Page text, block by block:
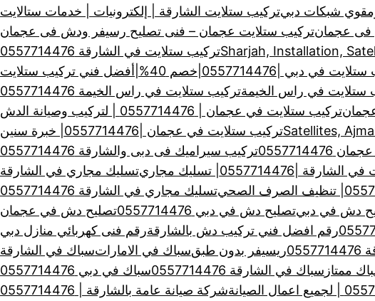
شبكات دبيتركيب ستلايت الشارقة | إلكترونيات | خدمات ستالايت
فى عجمانتركيب ستلايت عجمان – فنى تصليح رسيفر ودش فى عجمان
تركيب ستلايت في الشارقة 0557714476
|0557714476|خصم 40%|أفضل فني تركيب ستلايت
ستلايت في راس الخيمةتركيب ستلايت في راس الخيمة 0557714476
تركيب ستلايت في عجمان | 0557714476 | لتركيب وصيانة الدش
تركيب ستلايت في عجمان |0557714476| خبرة سنين
تركيب سيراميك فى دبى والشارقة 0557714476
تسليك مجاري
تسليك مجاري في الشارقة
تسليك مجاري في الشارقة 0557714476
دش في دبيتصليح دش في دبي 0557714476
تصليح دش في عجمان
رقم افضل فني تركيب دش بالشارقةرقم فنى كهربائي منازل دبي
ريسيفر بدون طبقسباك في الاماراتسباك في الشارقة
سباك في الشارقة 0557714476
سباك في دبي 0557714476
شركة صيانة عامة بالشارقة | 0557714476